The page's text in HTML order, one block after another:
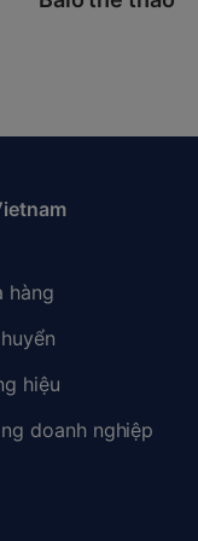
hàng
hiệu
doanh nghiệp